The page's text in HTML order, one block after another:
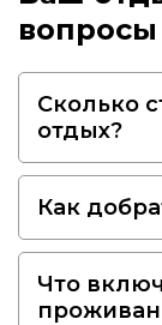
вопросы
Сколько
отдых?
Как
Что